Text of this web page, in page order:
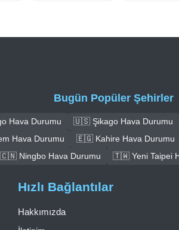
Bugün Popüler Şehirler
Hava Durumu 🇺🇸 Şikago Hava Durumu
Hava Durumu 🇪🇬 Kahire Hava Durumu
🇨🇳 Ningbo Hava Durumu
🇹🇼 Yeni Taipei
Hızlı Bağlantılar
Hakkımızda